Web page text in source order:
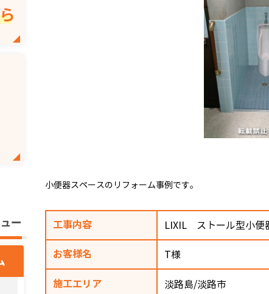
小便器スペースのリフォーム事例です。
工事内容 LIXIL ストール型小便
お客様名 T様
施工エリア 淡路島/淡路市
ー